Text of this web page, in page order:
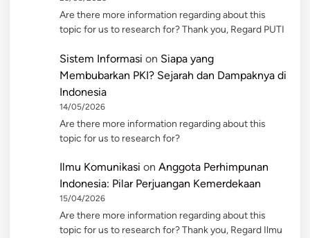
Are there more information regarding about this
topic for us to research for? Thank you, Regard PUTI
Sistem Informasi on Siapa yang
Membubarkan PKI? Sejarah dan Dampaknya di
Indonesia
14/05/2026
Are there more information regarding about this
topic for us to research for?
Ilmu Komunikasi on Anggota Perhimpunan
Indonesia: Pilar Perjuangan Kemerdekaan
15/04/2026
Are there more information regarding about this
topic for us to research for? Thank you, Regard Ilmu